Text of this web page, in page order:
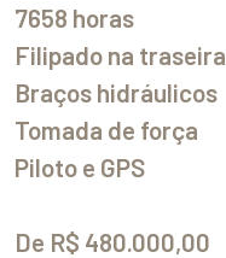
7658 horas
Filipado na traseira
Braços hidráulicos
Tomada de força
Piloto e GPS
De R$ 480.000,00